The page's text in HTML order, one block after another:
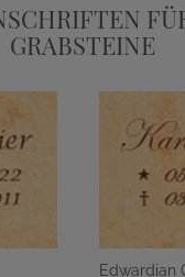
GRABSTEINE
Edwardian